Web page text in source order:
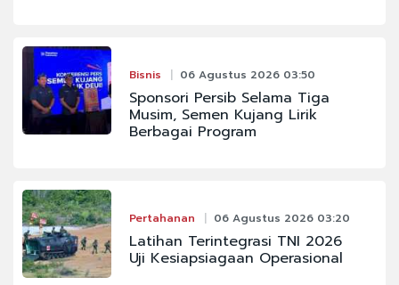
Bisnis 06 Agustus 2026 03:50
Sponsori Persib Selama Tiga
Musim, Semen Kujang Lirik
Berbagai Program
Pertahanan 06 Agustus 2026 03:20
Latihan Terintegrasi TNI 2026
Uji Kesiapsiagaan Operasional